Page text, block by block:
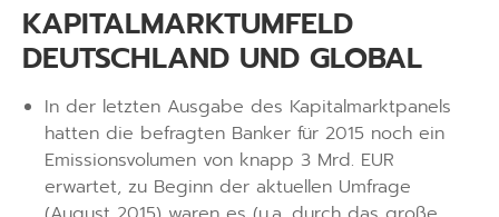
KAPITALMARKTUMFELD
DEUTSCHLAND UND GLOBAL
In der letzten Ausgabe des Kapitalmarktpanels
hatten die befragten Banker für 2015 noch ein
Emissionsvolumen von knapp 3 Mrd. EUR
erwartet, zu Beginn der aktuellen Umfrage